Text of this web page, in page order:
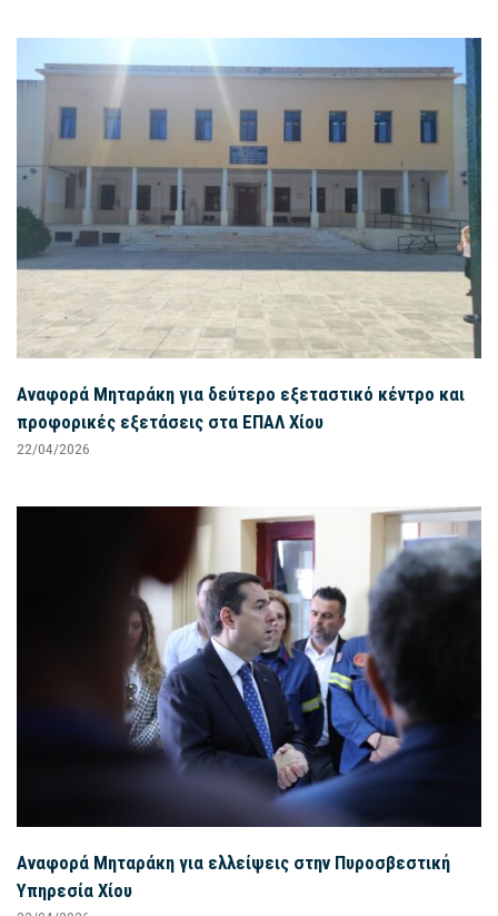
Αναφορά Μηταράκη για δεύτερο εξεταστικό κέντρο και
προφορικές εξετάσεις στα ΕΠΑΛ Χίου
22/04/2026
Αναφορά Μηταράκη για ελλείψεις στην Πυροσβεστική
Υπηρεσία Χίου